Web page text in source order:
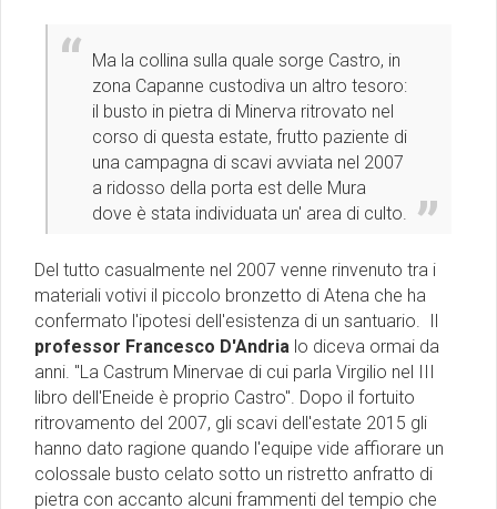
Ma la collina sulla quale sorge Castro, in
zona Capanne custodiva un altro tesoro:
il busto in pietra di Minerva ritrovato nel
corso di questa estate, frutto paziente di
una campagna di scavi avviata nel 2007
a ridosso della porta est delle Mura
dove è stata individuata un' area di culto.
Del tutto casualmente nel 2007 venne rinvenuto tra i
materiali votivi il piccolo bronzetto di Atena che ha
confermato l'ipotesi dell'esistenza di un santuario. Il
professor Francesco D'Andria lo diceva ormai da
anni. "La Castrum Minervae di cui parla Virgilio nel III
libro dell'Eneide è proprio Castro". Dopo il fortuito
ritrovamento del 2007, gli scavi dell'estate 2015 gli
hanno dato ragione quando l'equipe vide affiorare un
colossale busto celato sotto un ristretto anfratto di
pietra con accanto alcuni frammenti del tempio che